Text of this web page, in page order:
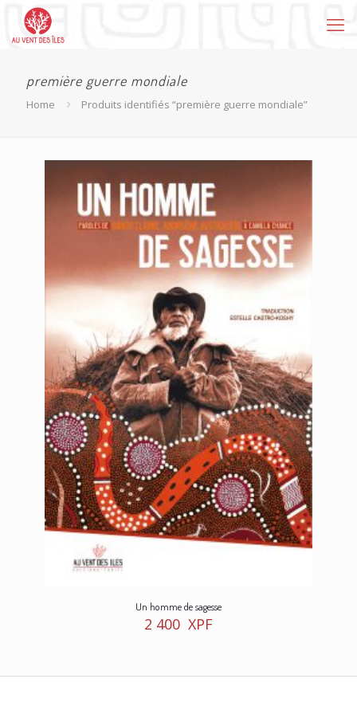
première guerre mondiale
Home Produits identifiés “première guerre mondiale”
Un homme de sagesse
2 400 XPF